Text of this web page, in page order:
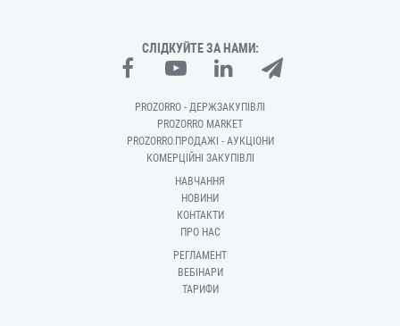
СЛІДКУЙТЕ ЗА НАМИ:
PROZORRO - ДЕРЖЗАКУПІВЛІ
PROZORRO MARKET
PROZORRO.ПРОДАЖІ - АУКЦІОНИ
КОМЕРЦІЙНІ ЗАКУПІВЛІ
НАВЧАННЯ
НОВИНИ
КОНТАКТИ
ПРО НАС
РЕГЛАМЕНТ
ВЕБІНАРИ
ТАРИФИ